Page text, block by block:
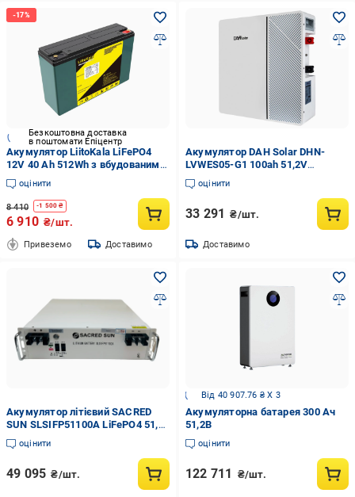
Безкоштовна доставка
в поштомати Епіцентр
Акумулятор LiitoKala LiFePO4
12V 40 Ah 512Wh з вбудованим
BMS (001094)
оцінити
8 410 -1 500 ₴
6 910 ₴/шт.
Привеземо Доставимо
Акумулятор DAH Solar DHN-
LVWES05-G1 100ah 51,2V
(287531)
оцінити
33 291 ₴/шт.
Доставимо
Акумулятор літієвий SACRED
SUN SLSIFP51100A LiFePO4 51,2
V 100 Ah Білий (17728464)
оцінити
49 095 ₴/шт.
Від 40 907.76 ₴ X 3
Акумуляторна батарея 300 Ач
51,2В
оцінити
122 711 ₴/шт.